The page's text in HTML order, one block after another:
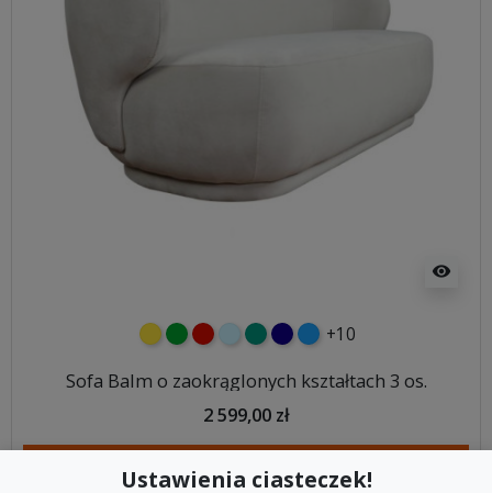
visibility
żółtyzielonyczerwony
błękitnyturkusowy
granatowy
niebieski
+10
Sofa Balm o zaokrąglonych kształtach 3 os.
2 599,00 zł
Ustawienia ciasteczek!